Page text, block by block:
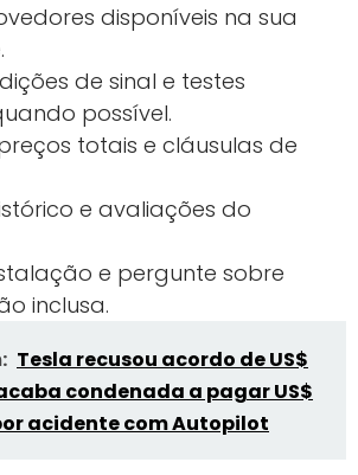
disponíveis na sua
de sinal e testes
possível.
totais e cláusulas de
e avaliações do
e pergunte sobre
inclusa.
Tesla recusou acordo de US$
condenada a pagar US$
acidente com Autopilot